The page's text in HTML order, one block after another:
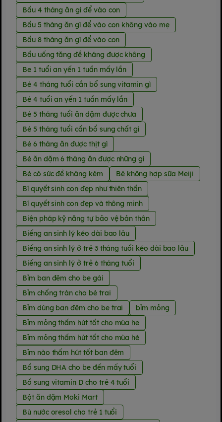
Bầu 4 tháng ăn gì để vào con
Bầu 5 tháng ăn gì để vào con không vào mẹ
Bầu 8 tháng ăn gì để vào con
Bầu uống tăng đề kháng được không
Be 1 tuổi an yến 1 tuần mấy lần
Bé 4 tháng tuổi cần bổ sung vitamin gì
Bé 4 tuổi an yến 1 tuần mấy lần
Bé 5 tháng tuổi ăn dặm được chưa
Bé 5 tháng tuổi cần bổ sung chất gì
Bé 6 tháng ăn được thịt gì
Bé ăn dặm 6 tháng ăn được những gì
Bé có sức đề kháng kém
Bé không hợp sữa Meiji
Bí quyết sinh con đẹp như thiên thần
Bí quyết sinh con đẹp và thông minh
Biện pháp kỹ năng tự bảo vệ bản thân
Biếng an sinh lý kéo dài bao lâu
Biếng an sinh lý ở trẻ 3 tháng tuổi kéo dài bao lâu
Biếng an sinh lý ở trẻ 6 tháng tuổi
Bỉm ban đêm cho be gái
Bỉm chống tràn cho bé trai
Bỉm dùng ban đêm cho be trai
bỉm mỏng
Bỉm mỏng thấm hút tốt cho mùa he
Bỉm mỏng thấm hút tốt cho mùa hè
Bỉm nào thấm hút tốt ban đêm
Bổ sung DHA cho be đến mấy tuổi
Bổ sung vitamin D cho trẻ 4 tuổi
Bột ăn dặm Moki Mart
Bù nước oresol cho trẻ 1 tuổi